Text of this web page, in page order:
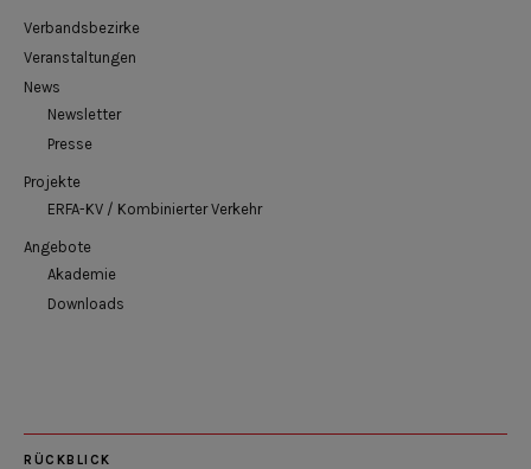
Verbandsbezirke
Veranstaltungen
News
Newsletter
Presse
Projekte
ERFA-KV / Kombinierter Verkehr
Angebote
Akademie
Downloads
RÜCKBLICK